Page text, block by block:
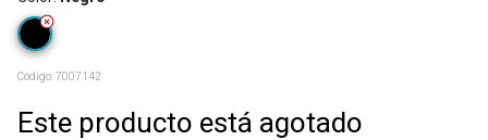
Código:7007142
Este producto está agotado